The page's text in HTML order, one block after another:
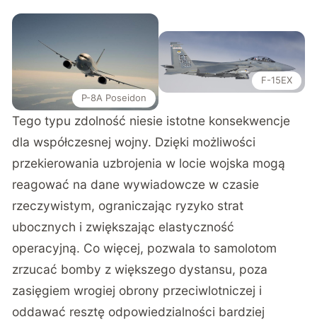
P-8A Poseidon
F-15EX
Tego typu zdolność niesie istotne konsekwencje
dla współczesnej wojny. Dzięki możliwości
przekierowania uzbrojenia w locie wojska mogą
reagować na dane wywiadowcze w czasie
rzeczywistym, ograniczając ryzyko strat
ubocznych i zwiększając elastyczność
operacyjną. Co więcej, pozwala to samolotom
zrzucać bomby z większego dystansu, poza
zasięgiem wrogiej obrony przeciwlotniczej i
oddawać resztę odpowiedzialności bardziej